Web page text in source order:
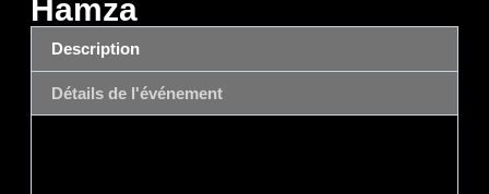
Hamza
Description
Détails de l'événement